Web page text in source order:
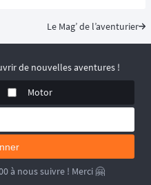
pour chaque catégorie. 🏆️
Le Mag’ de l’aventurier
de nouvelles aventures !
Motor
à nous suivre ! Merci 🤗